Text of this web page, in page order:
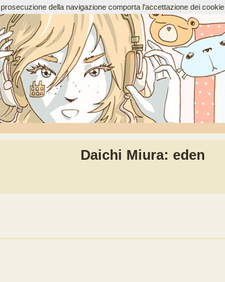
Daichi Miura: eden
della navigazione comporta l'accettazione dei cookie.